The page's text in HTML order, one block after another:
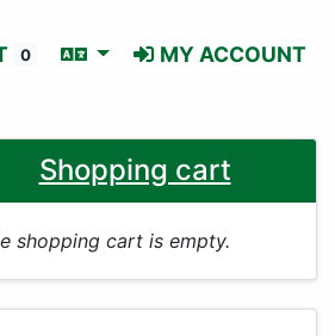
0 MY ACCOUNT
Shopping cart
shopping cart is empty.